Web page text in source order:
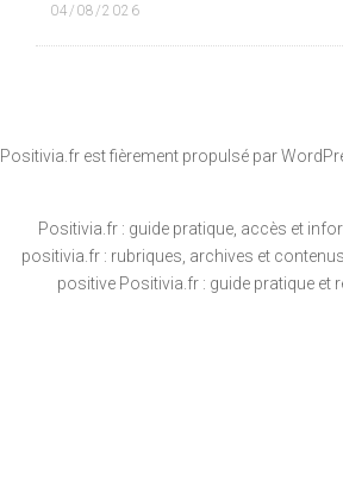
04/08/2026
Positivia.fr est fièrement propulsé par
Positivia.fr : guide pratique, accès et
positivia.fr : rubriques, archives et
positive Positivia.fr : guide pratique et